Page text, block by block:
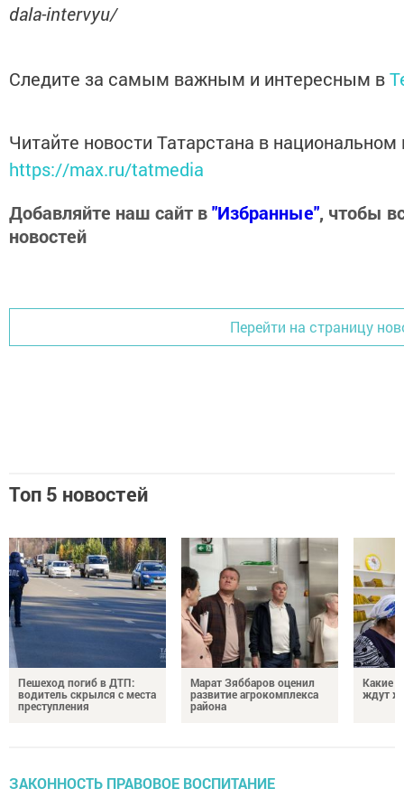
dala-intervyu/
Следите за самым важным и интересным в
Читайте новости Татарстана в
https://max.ru/tatmedia
Добавляйте наш сайт в"Избранные", чтобы
новостей
Перейти на страницу
Топ 5 новостей
Пешеход погиб в ДТП:
водитель скрылся с места
преступления
Марат Зяббаров оценил
развитие агрокомплекса
района
Какие
ждут
ЗАКОННОСТЬ ПРАВОВОЕ ВОСПИТАНИЕ